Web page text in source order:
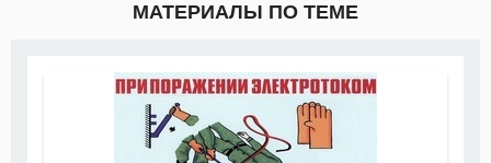
МАТЕРИАЛЫ ПО ТЕМЕ